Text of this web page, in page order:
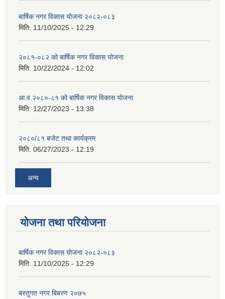
बार्षिक नगर विकास योजना २०८२-०८३
मिति: 11/10/2025 - 12:29
२०८१-०८२ को बार्षिक नगर विकास योजना
मिति: 10/22/2024 - 12:02
आ.व.२०८०-८१ को बार्षिक नगर विकास योजना
मिति: 12/27/2023 - 13:38
२०८०/८१ बजेट तथा कार्यक्रम
मिति: 06/27/2023 - 12:19
अन्य
योजना तथा परियोजना
बार्षिक नगर विकास योजना २०८२-०८३
मिति: 11/10/2025 - 12:29
बस्तुगत नगर बिबरण २०७५